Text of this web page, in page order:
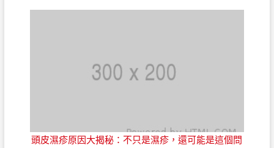
頭皮濕疹原因大揭秘：不只是濕疹，還可能是這個問